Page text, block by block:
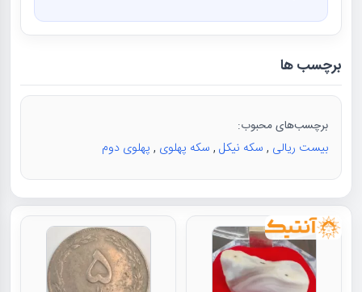
برچسب ها
برچسب‌های محبوب:
بیست ریالی , سکه نیکل , سکه پهلوی , پهلوی دوم